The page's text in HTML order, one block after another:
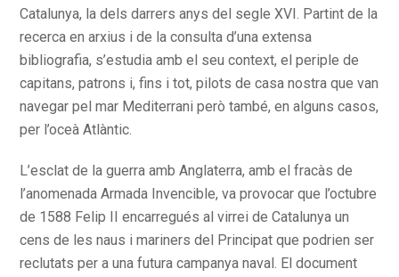
Catalunya, la dels darrers anys del segle XVI. Partint de la
recerca en arxius i de la consulta d’una extensa
bibliografia, s’estudia amb el seu context, el periple de
capitans, patrons i, fins i tot, pilots de casa nostra que van
navegar pel mar Mediterrani però també, en alguns casos,
per l’oceà Atlàntic.
L’esclat de la guerra amb Anglaterra, amb el fracàs de
l’anomenada Armada Invencible, va provocar que l’octubre
de 1588 Felip II encarregués al virrei de Catalunya un
cens de les naus i mariners del Principat que podrien ser
reclutats per a una futura campanya naval. El document